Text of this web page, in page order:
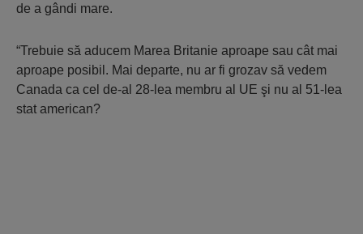
de a gândi mare.
“Trebuie să aducem Marea Britanie aproape sau cât mai
aproape posibil. Mai departe, nu ar fi grozav să vedem
Canada ca cel de-al 28-lea membru al UE şi nu al 51-lea
stat american?